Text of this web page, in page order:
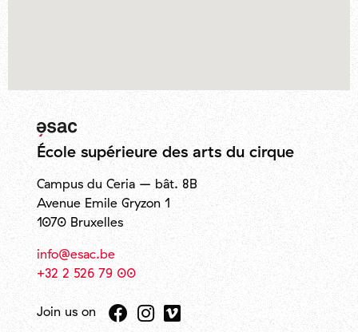
École supérieure des arts du cirque
Campus du Ceria – bât. 8B
Avenue Emile Gryzon 1
1070 Bruxelles
info@esac.be
+32 2 526 79 00
Join us on